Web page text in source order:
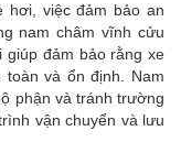
hơi, việc đảm bảo an
nam châm vĩnh cửu
giúp đảm bảo rằng xe
và ổn định. Nam
phận và tránh trường
vận chuyển và lưu